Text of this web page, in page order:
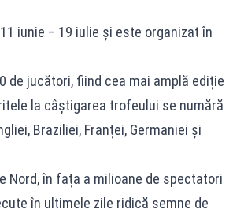
iunie – 19 iulie și este organizat în
de jucători, fiind cea mai amplă ediție
la câștigarea trofeului se numără
Braziliei, Franței, Germaniei și
Nord, în fața a milioane de spectatori
în ultimele zile ridică semne de